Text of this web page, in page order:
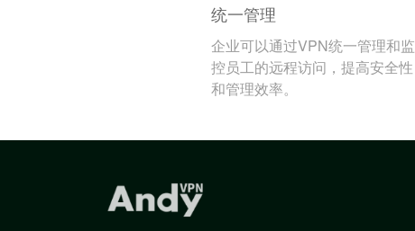
统一管理
企业可以通过VPN统一管理和监
控员工的远程访问，提高安全性
和管理效率。